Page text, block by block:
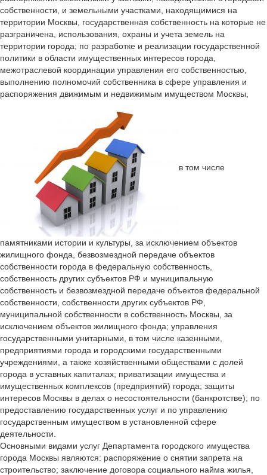
собственности, и земельными участками, находящимися на
территории Москвы, государственная собственность на которые не
разграничена, использования, охраны и учета земель на
территории города; по разработке и реализации государственной
политики в области имущественных интересов города,
межотраслевой координации управления его собственностью,
выполнению полномочий собственника в сфере управления и
распоряжения движимым и недвижимым имуществом Москвы,
в том числе
памятниками истории и культуры, за исключением объектов
жилищного фонда, безвозмездной передаче объектов
собственности города в федеральную собственность,
собственность других субъектов РФ и муниципальную
собственность и безвозмездной передаче объектов федеральной
собственности, собственности других субъектов РФ,
муниципальной собственности в собственность Москвы, за
исключением объектов жилищного фонда; управления
государственными унитарными, в том числе казенными,
предприятиями города и городскими государственными
учреждениями, а также хозяйственными обществами с долей
города в уставных капиталах; приватизации имущества и
имущественных комплексов (предприятий) города; защиты
интересов Москвы в делах о несостоятельности (банкротстве); по
предоставлению государственных услуг и по управлению
государственным имуществом в установленной сфере
деятельности.
Основными видами услуг Департамента городского имущества
города Москвы являются: распоряжение о снятии запрета на
строительство; заключение договора социального найма жилья,